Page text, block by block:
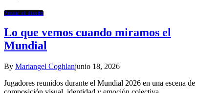
Pensar el diseño
Lo que vemos cuando miramos el
Mundial
By Mariangel Coghlanjunio 18, 2026
Jugadores reunidos durante el Mundial 2026 en una escena de